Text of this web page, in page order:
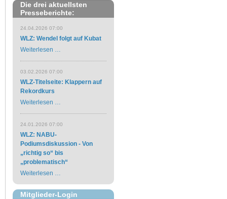
Die drei aktuellsten
Presseberichte:
24.04.2026 07:00
WLZ: Wendel folgt auf Kubat
Weiterlesen …
03.02.2026 07:00
WLZ-Titelseite: Klappern auf
Rekordkurs
Weiterlesen …
24.01.2026 07:00
WLZ: NABU-
Podiumsdiskussion - Von
„richtig so“ bis
„problematisch“
Weiterlesen …
Mitglieder-Login